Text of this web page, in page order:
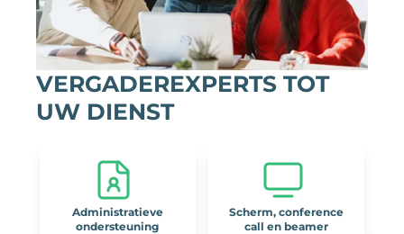
VERGADEREXPERTS TOT
UW DIENST
Administratieve
ondersteuning
Scherm, conference
call en beamer